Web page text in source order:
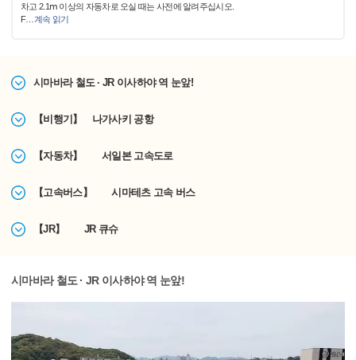
차고 2.1ⅿ 이상의 자동차로 오실 때는 사전에 알려주십시오.
F… 계속 읽기
시마바라 철도 · JR 이사하야 역 눈앞!
【비행기】 나가사키 공항
【자동차】 서일본 고속도로
【고속버스】 시마테츠 고속 버스
【JR】 JR 큐슈
시마바라 철도 · JR 이사하야 역 눈앞!